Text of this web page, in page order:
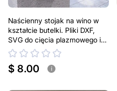
Naścienny stojak na wino w
kształcie butelki. Pliki DXF,
SVG do cięcia plazmowego i
laserowego
$ 8.00 i